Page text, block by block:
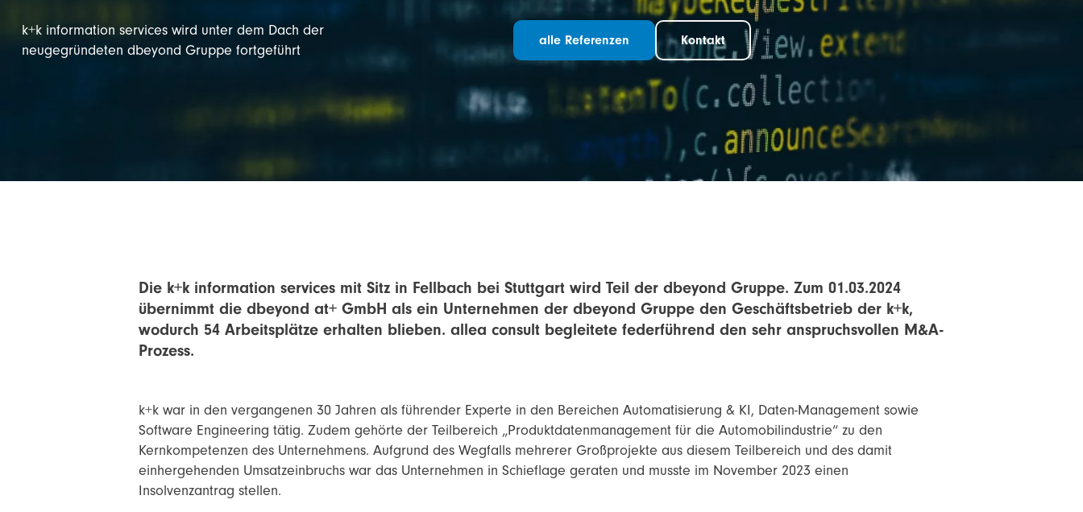
k+k information services wird unter dem Dach der
neugegründeten dbeyond Gruppe fortgeführt
alle Referenzen Kontakt
Die k+k information services mit Sitz in Fellbach bei Stuttgart wird Teil der dbeyond Gruppe. Zum 01.03.2024
übernimmt die dbeyond at+ GmbH als ein Unternehmen der dbeyond Gruppe den Geschäftsbetrieb der k+k,
wodurch 54 Arbeitsplätze erhalten blieben. allea consult begleitete federführend den sehr anspruchsvollen M&A-
Prozess.
k+k war in den vergangenen 30 Jahren als führender Experte in den Bereichen Automatisierung & KI, Daten-Management sowie
Software Engineering tätig. Zudem gehörte der Teilbereich „Produktdatenmanagement für die Automobilindustrie“ zu den
Kernkompetenzen des Unternehmens. Aufgrund des Wegfalls mehrerer Großprojekte aus diesem Teilbereich und des damit
einhergehenden Umsatzeinbruchs war das Unternehmen in Schieflage geraten und musste im November 2023 einen
Insolvenzantrag stellen.